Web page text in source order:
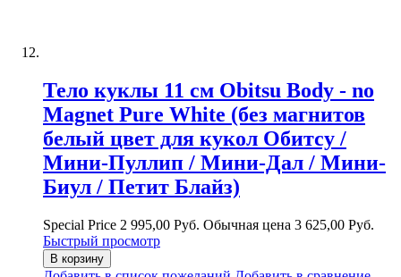
Тело куклы 11 см Obitsu Body - no
Magnet Pure White (без магнитов
белый цвет для кукол Обитсу /
Мини-Пуллип / Мини-Дал / Мини-
Биул / Петит Блайз)
Special Price 2 995,00 Руб. Обычная цена 3 625,00 Руб.
Быстрый просмотр
В корзину